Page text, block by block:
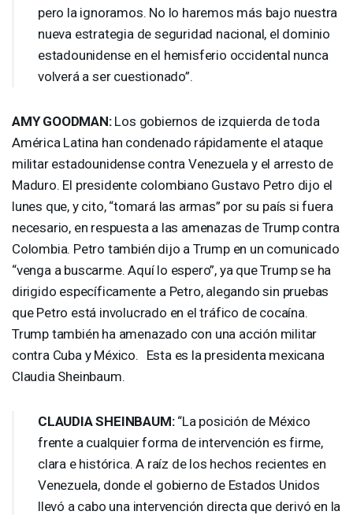
pero la ignoramos. No lo haremos más bajo nuestra
nueva estrategia de seguridad nacional, el dominio
estadounidense en el hemisferio occidental nunca
volverá a ser cuestionado”.
AMY GOODMAN:Los gobiernos de izquierda de toda
América Latina han condenado rápidamente el ataque
militar estadounidense contra Venezuela y el arresto de
Maduro. El presidente colombiano Gustavo Petro dijo el
lunes que, y cito, “tomará las armas” por su país si fuera
necesario, en respuesta a las amenazas de Trump contra
Colombia. Petro también dijo a Trump en un comunicado
“venga a buscarme. Aquí lo espero”, ya que Trump se ha
dirigido específicamente a Petro, alegando sin pruebas
que Petro está involucrado en el tráfico de cocaína.
Trump también ha amenazado con una acción militar
contra Cuba y México. Esta es la presidenta mexicana
Claudia Sheinbaum.
CLAUDIASHEINBAUM:“La posición de México
frente a cualquier forma de intervención es firme,
clara e histórica. A raíz de los hechos recientes en
Venezuela, donde el gobierno de Estados Unidos
llevó a cabo una intervención directa que derivó en la